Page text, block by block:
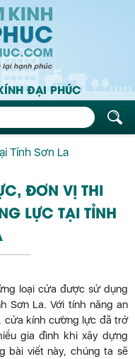
ĐẠI PHÚC
Tỉnh Sơn La
ĐƠN VỊ THI
LỰC TẠI TỈNH
loại cửa được sử dụng
Sơn La. Với tính năng an
cửa kính cường lực đã trở
gia đình khi xây dựng
bài viết này, chúng ta sẽ